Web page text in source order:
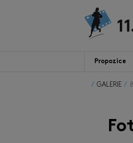
Propozice
GALERIE